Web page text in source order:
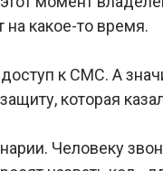
на какое-то время.
к СМС. А
которая
Человеку